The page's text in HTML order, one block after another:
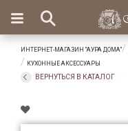
Вход
Избранное
×
Салоны
Доставка
Оплата
Ароматы
ИНТЕРНЕТ-МАГАЗИН "АУРА ДОМА"
КУХОННЫЕ АКСЕССУАРЫ
ВЕРНУТЬСЯ В КАТАЛОГ